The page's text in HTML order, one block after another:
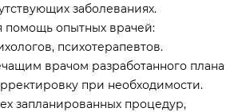
заболеваниях.
помощь опытных врачей:
психотерапевтов.
врачом разработанного плана
при необходимости.
запланированных процедур,